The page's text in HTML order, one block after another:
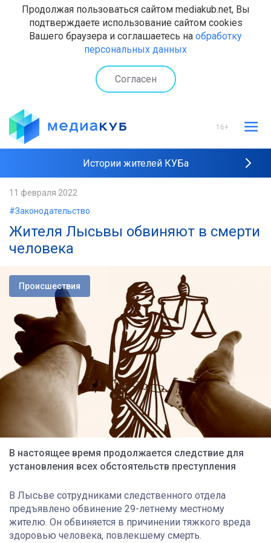
Продолжая пользоваться сайтом mediakub.net, Вы
подтверждаете использование сайтом cookies
Вашего браузера и соглашаетесь на обработку
персональных данных
Согласен
16+
Истории жителей КУБа
Наши интервью
11 февраля 2022
#Законодательство
Жителя Лысьвы обвиняют в смерти
человека
Происшествия
В настоящее время продолжается следствие для
установления всех обстоятельств преступления
В Лысьве сотрудниками следственного отдела
предъявлено обвинение 29-летнему местному
жителю. Он обвиняется в причинении тяжкого вреда
здоровью человека, повлекшему смерть.